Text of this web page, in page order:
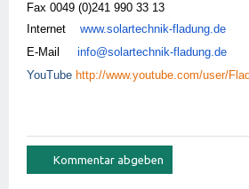
Fax 0049 (0)241 990 33 13
Internet
www.solartechnik-fladung.de
E-Mail info@solartechnik-fladung.de
YouTube http://www.youtube.com/user/